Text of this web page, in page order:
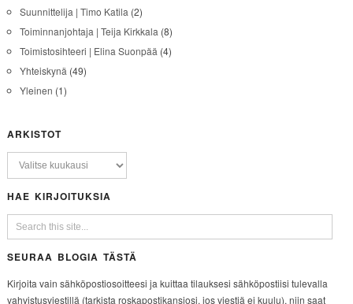
Suunnittelija | Timo Katila(2)
Toiminnanjohtaja | Teija Kirkkala(8)
Toimistosihteeri | Elina Suonpää(4)
Yhteiskynä(49)
Yleinen (1)
ARKISTOT
HAE KIRJOITUKSIA
SEURAA BLOGIA TÄSTÄ
Kirjoita vain sähköpostiosoitteesi ja kuittaa tilauksesi sähköpostiisi tulevalla
vahvistusviestillä (tarkista roskapostikansiosi, jos viestiä ei kuulu), niin saat